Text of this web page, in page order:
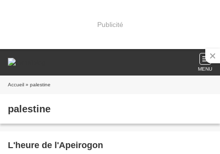
Publicité
MENU
Accueil » palestine
palestine
L'heure de l'Apeirogon